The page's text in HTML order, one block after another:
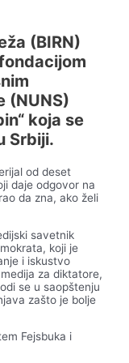
(BIRN)
(NUNS)
koja se
Srbiji.
od deset
daje odgovor na
da zna, ako želi
savetnik
koji je
i iskustvo
za diktatore,
se u saopštenju
zašto je bolje
Fejsbuka i